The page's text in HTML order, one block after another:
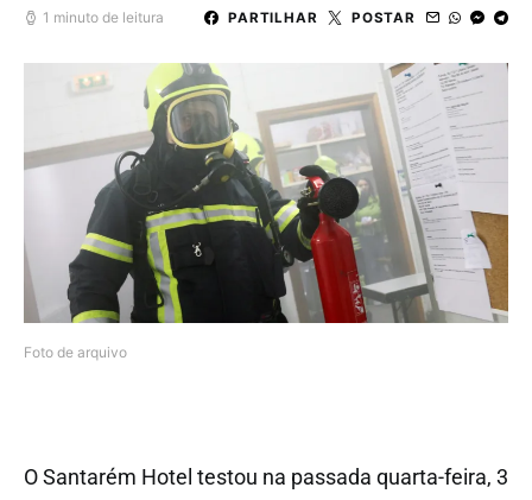
1 minuto de leitura PARTILHAR POSTAR
Foto de arquivo
O Santarém Hotel testou na passada quarta-feira, 3